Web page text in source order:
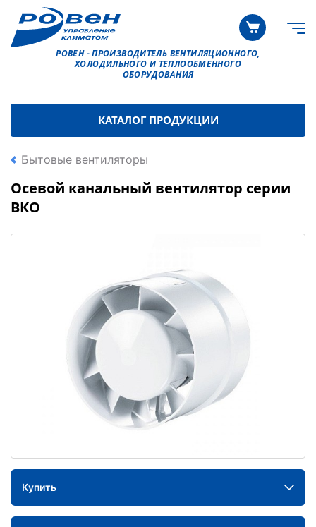
РОВЕН - ПРОИЗВОДИТЕЛЬ ВЕНТИЛЯЦИОННОГО,
ХОЛОДИЛЬНОГО И ТЕПЛООБМЕННОГО
ОБОРУДОВАНИЯ
КАТАЛОГ ПРОДУКЦИИ
Бытовые вентиляторы
Осевой канальный вентилятор серии
ВКО
Купить